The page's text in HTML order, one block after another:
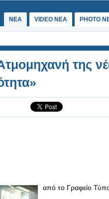
ΝΕΑ VIDEO NEA PHOTO
της
από το Γραφείο